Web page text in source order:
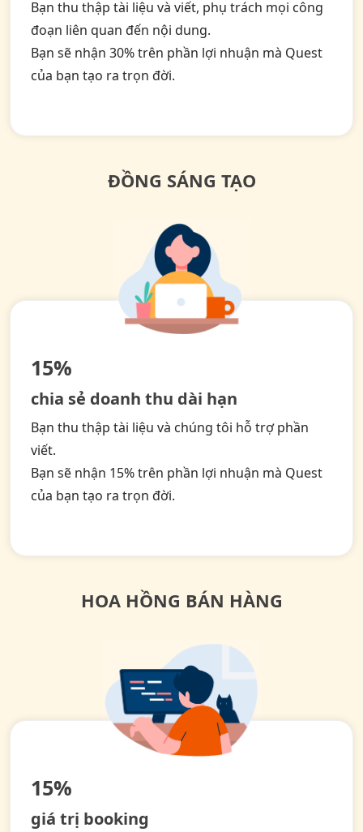
Bạn thu thập tài liệu và viết, phụ trách mọi công
đoạn liên quan đến nội dung.
Bạn sẽ nhận 30% trên phần lợi nhuận mà Quest
của bạn tạo ra trọn đời.
ĐỒNG SÁNG TẠO
15%
chia sẻ doanh thu dài hạn
Bạn thu thập tài liệu và chúng tôi hỗ trợ phần
viết.
Bạn sẽ nhận 15% trên phần lợi nhuận mà Quest
của bạn tạo ra trọn đời.
HOA HỒNG BÁN HÀNG
15%
giá trị booking